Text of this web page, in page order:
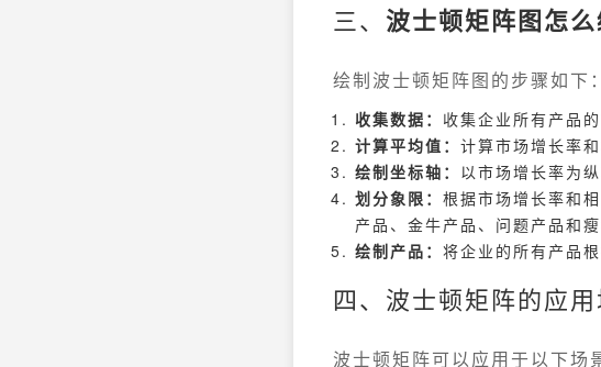
三、 波士顿矩阵图怎
绘制波士顿矩阵图的步骤如下：
收集数据： 收集企业所有产品
计算平均值： 计算市场增长率
绘制坐标轴： 以市场增长率为
划分象限： 根据市场增长率和
产品、金牛产品、问题产品和瘦
绘制产品： 将企业的所有产品
四、波士顿矩阵的应
波士顿矩阵可以应用于以下场